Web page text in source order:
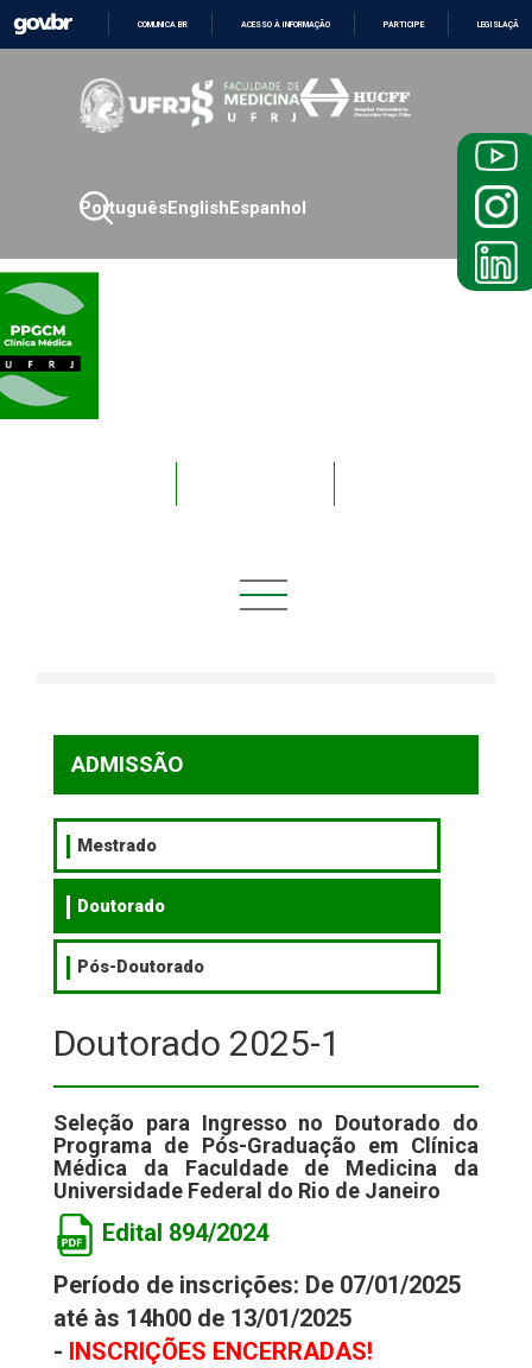
O
CONTEÚDO
COMUNICA BR ACESSO À INFORMAÇÃO PARTICIPE LEGISLAÇÃO
PortuguêsEnglishEspanhol
ADMISSÃO
Mestrado
Doutorado
Pós-Doutorado
Doutorado 2025-1
Seleção para Ingresso no Doutorado do
Programa de Pós-Graduação em Clínica
Médica da Faculdade de Medicina da
Universidade Federal do Rio de Janeiro
Edital 894/2024
Período de inscrições: De 07/01/2025
até às 14h00 de 13/01/2025
- INSCRIÇÕES ENCERRADAS!